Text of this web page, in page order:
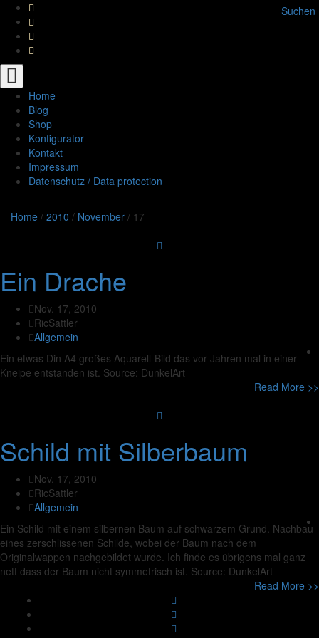
Suchen
Toggle
navigation
Home
Blog
Shop
Konfigurator
Kontakt
Impressum
Datenschutz / Data protection
Home / 2010 / November / 17
Ein Drache
Nov. 17, 2010
RicSattler
Allgemein
Ein etwas Din A4 großes Aquarell-Bild das vor Jahren mal in einer
Kneipe entstanden ist. Source: DunkelArt
Read More >>
Schild mit Silberbaum
Nov. 17, 2010
RicSattler
Allgemein
Ein Schild mit einem silbernen Baum auf schwarzem Grund. Nachbau
eines zerschlissenen Schilde, wobei der Baum nach dem
Originalwappen nachgebildet wurde. Ich finde es übrigens mal ganz
nett dass der Baum nicht symmetrisch ist. Source: DunkelArt
Read More >>